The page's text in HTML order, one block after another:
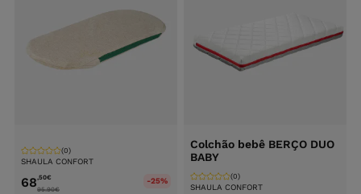
SHAULA CONFORT
(0)
68,50€
95.90€
-25%
Colchão bebê BERÇO DUO
BABY
SHAULA CONFORT
(0)